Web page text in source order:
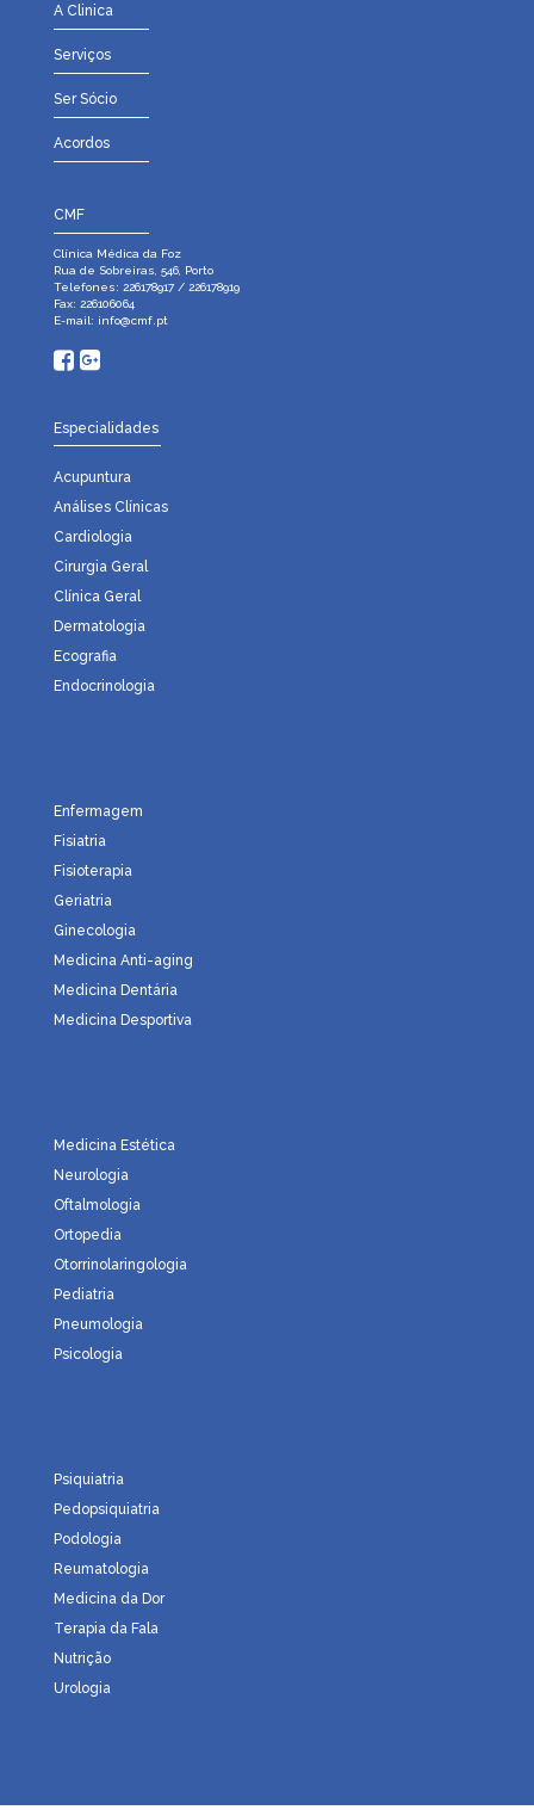
A Clinica
Serviços
Ser Sócio
Acordos
CMF
Clínica Médica da Foz
Rua de Sobreiras, 546, Porto
Telefones: 226178917 / 226178919
Fax: 226106064
E-mail: info@cmf.pt
Especialidades
Acupuntura
Análises Clínicas
Cardiologia
Cirurgia Geral
Clínica Geral
Dermatologia
Ecografia
Endocrinologia
Enfermagem
Fisiatria
Fisioterapia
Geriatria
Ginecologia
Medicina Anti-aging
Medicina Dentária
Medicina Desportiva
Medicina Estética
Neurologia
Oftalmologia
Ortopedia
Otorrinolaringologia
Pediatria
Pneumologia
Psicologia
Psiquiatria
Pedopsiquiatria
Podologia
Reumatologia
Medicina da Dor
Terapia da Fala
Nutrição
Urologia